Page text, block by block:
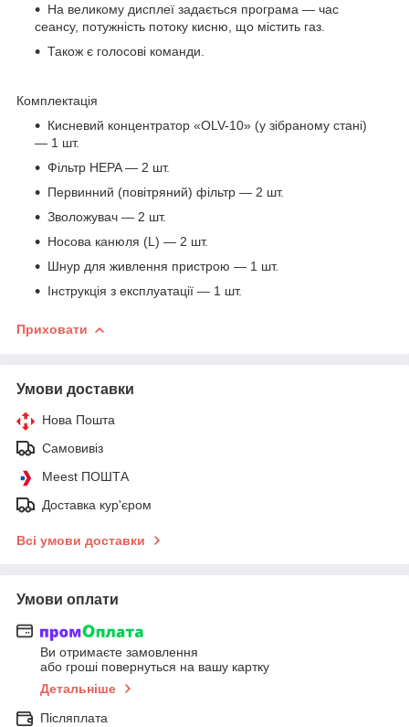
На великому дисплеї задається програма — час
сеансу, потужність потоку кисню, що містить газ.
Також є голосові команди.
Комплектація
Кисневий концентратор «OLV-10» (у зібраному стані)
— 1 шт.
Фільтр HEPA — 2 шт.
Первинний (повітряний) фільтр — 2 шт.
Зволожувач — 2 шт.
Носова канюля (L) — 2 шт.
Шнур для живлення пристрою — 1 шт.
Інструкція з експлуатації — 1 шт.
Приховати
Умови доставки
Нова Пошта
Самовивіз
Meest ПОШТА
Доставка кур'єром
Всі умови доставки
Умови оплати
Ви отримаєте замовлення
або гроші повернуться на вашу картку
Детальніше
Післяплата